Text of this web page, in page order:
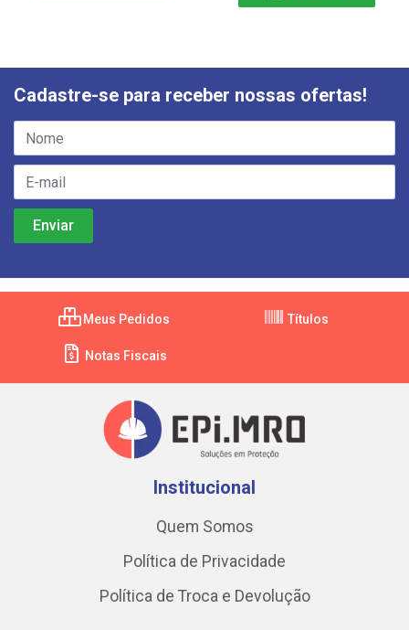
Cadastre-se para receber nossas ofertas!
Meus Pedidos Títulos
Notas Fiscais
Institucional
Quem Somos
Política de Privacidade
Política de Troca e Devolução